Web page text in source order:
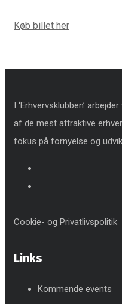
Køb billet her
I ‘Erhvervsklubben’
af de mest attraktive
fokus på fornyelse og
Cookie- og Privatlivspolitik
Links
Kommende events